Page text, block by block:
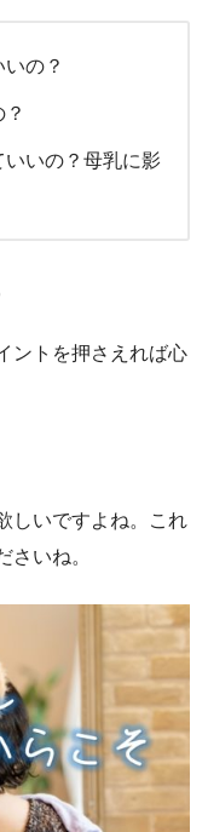
の？
いの？母乳に影
ントを押さえれば心
しいですよね。これ
さいね。